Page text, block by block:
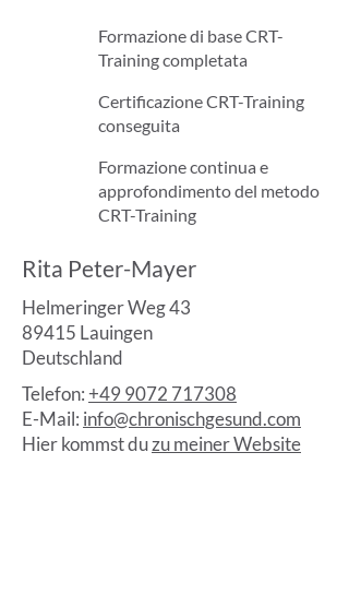
Formazione di base CRT-
Training completata
Certificazione CRT-Training
conseguita
Formazione continua e
approfondimento del metodo
CRT-Training
Rita Peter-Mayer
Helmeringer Weg 43
89415 Lauingen
Deutschland
Telefon:+49 9072 717308
E-Mail: info@chronischgesund.com
Hier kommst duzu meiner Website